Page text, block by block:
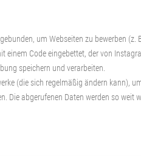
um Webseiten zu bewerben (z.
einem Code eingebettet, der von
speichern und verarbeiten.
(die sich regelmäßig ändern kann),
Die abgerufenen Daten werden so